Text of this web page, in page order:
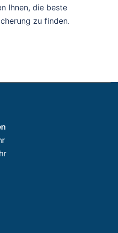
Ihnen, die beste
zu finden.